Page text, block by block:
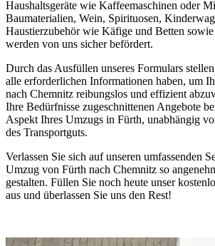
Haushaltsgeräte wie Kaffeemaschinen oder
Baumaterialien, Wein, Spirituosen,
Haustierzubehör wie Käfige und Betten
werden von uns sicher befördert.
Durch das Ausfüllen unseres Formulars
alle erforderlichen Informationen haben, um
nach Chemnitz⁠ reibungslos und effizient
Ihre Bedürfnisse zugeschnittenen Angebote
Aspekt Ihres Umzugs in Fürth, unabhängig
des Transportguts.
Verlassen Sie sich auf unseren umfassenden
Umzug von Fürth nach Chemnitz⁠ so
gestalten. Füllen Sie noch heute unser
aus und überlassen Sie uns den Rest!